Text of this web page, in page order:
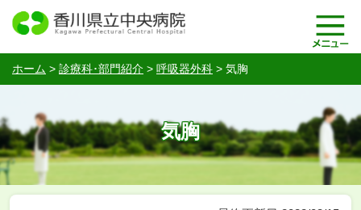
ホーム > 診療科･部門紹介 > 呼吸器外科 > 気胸
気胸